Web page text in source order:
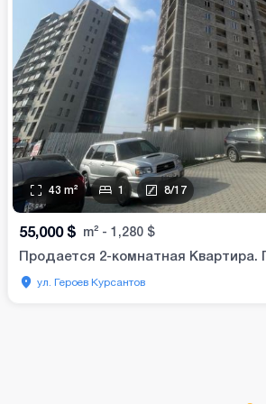
43 m² 1 8/17
55,000 $ m² - 1,280 $
Продается 2-комнатная Квартира.
ул. Героев Курсантов